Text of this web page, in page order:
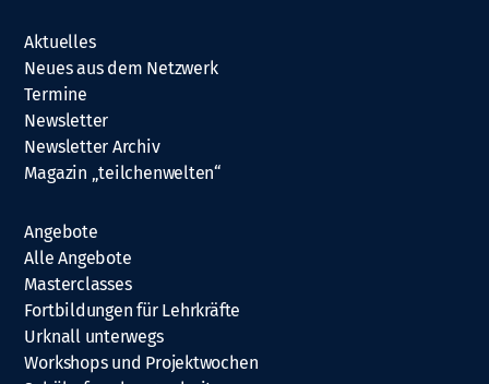
Aktuelles
Neues aus dem Netzwerk
Termine
Newsletter
Newsletter Archiv
Magazin „teilchenwelten“
Angebote
Alle Angebote
Masterclasses
Fortbildungen für Lehrkräfte
Urknall unterwegs
Workshops und Projektwochen